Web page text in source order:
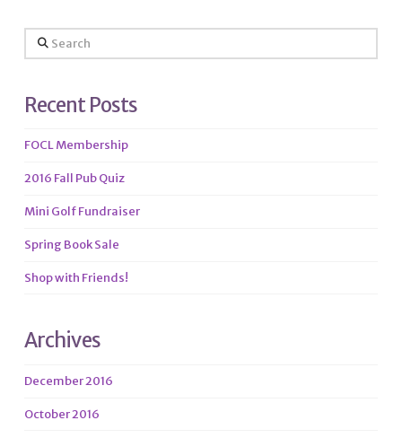
Search
Recent Posts
FOCL Membership
2016 Fall Pub Quiz
Mini Golf Fundraiser
Spring Book Sale
Shop with Friends!
Archives
December 2016
October 2016